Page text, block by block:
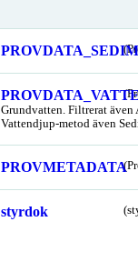
Grundvatten. Filtrerat även
Vattendjup-metod även
PROVMETADATA
styrdok